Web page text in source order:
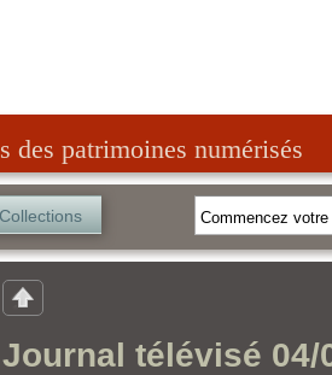
des patrimoines numérisés
Collections
Journal télévisé 04/